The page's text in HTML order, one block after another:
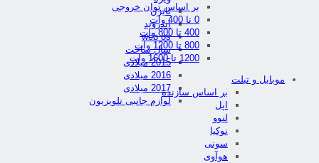
تایزن
اندروید
web os
سال ساخت
2015 میلادی
2016 میلادی
2017 میلادی
لوازم جانبی تلویزیون
بر اساس توان خروجی
0 تا 400 وات
400 تا 800 وات
800 تا 1200 وات
1200 تا 1600 وات
موبایل و تبلت
بر اساس سازنده
اپل
لنوو
نوکیا
سونی
هوآوی